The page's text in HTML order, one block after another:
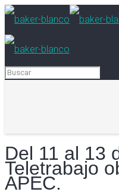
Del 11 al 13
Teletrabajo
APEC.